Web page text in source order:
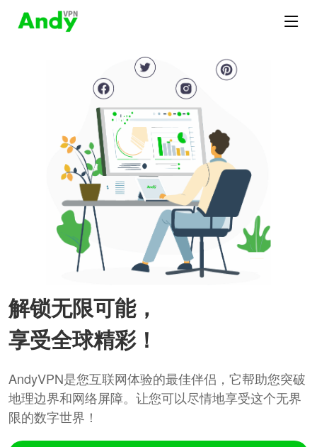
解锁无限可能，
享受全球精彩！
AndyVPN是您互联网体验的最佳伴侣，它帮助您突破
地理边界和网络屏障。让您可以尽情地享受这个无界
限的数字世界！